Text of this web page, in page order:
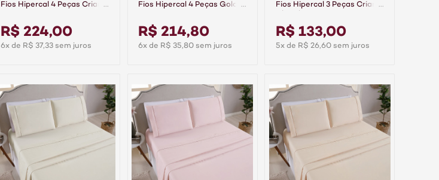
Fios Hipercal 4 Peças Criarte
R$ 224,00
6x de R$ 37,33 sem juros
Fios Hipercal 4 Peças Gold -
R$ 214,80
6x de R$ 35,80 sem juros
Fios Hipercal 3 Peças Criarte
R$ 133,00
5x de R$ 26,60 sem juros